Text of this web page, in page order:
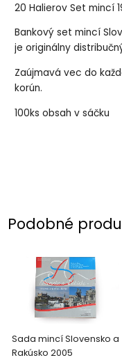
20 Halierov Set mincí
Bankový set mincí
je originálny
Zaújmavá vec do
korún.
100ks obsah v sáčku
Podobné
Sada mincí Slovensko a
Rakúsko 2005